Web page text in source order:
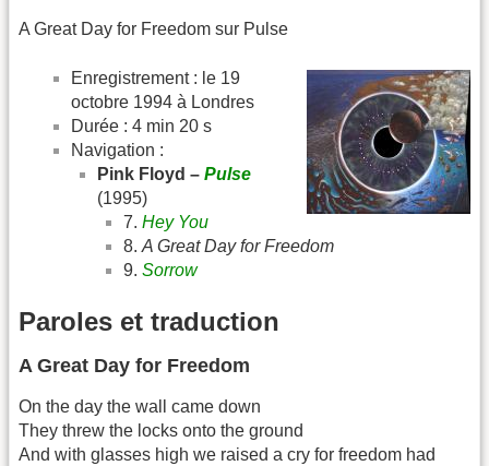
A Great Day for Freedom sur Pulse
Enregistrement : le 19
octobre 1994 à Londres
Durée : 4 min 20 s
Navigation :
Pink Floyd – Pulse
(1995)
7. Hey You
8. A Great Day for Freedom
9. Sorrow
Paroles et traduction
A Great Day for Freedom
On the day the wall came down
They threw the locks onto the ground
And with glasses high we raised a cry for freedom had